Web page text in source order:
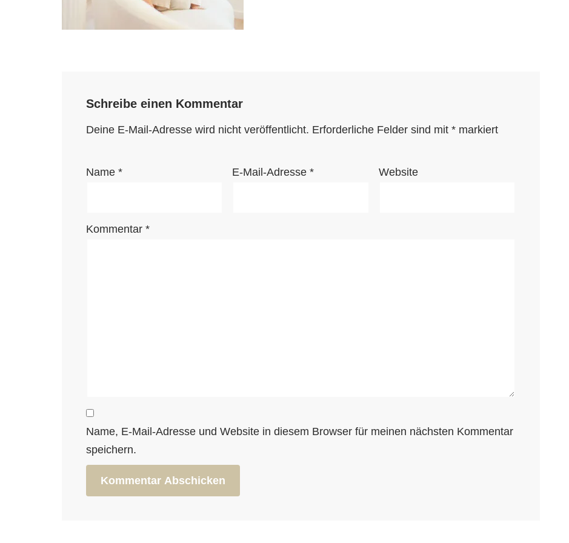
Schreibe einen Kommentar
Deine E-Mail-Adresse wird nicht veröffentlicht. Erforderliche Felder sind mit * markiert
Name * E-Mail-Adresse* Website
Kommentar *
Name, E-Mail-Adresse und Website in diesem Browser für meinen nächsten Kommentar
speichern.